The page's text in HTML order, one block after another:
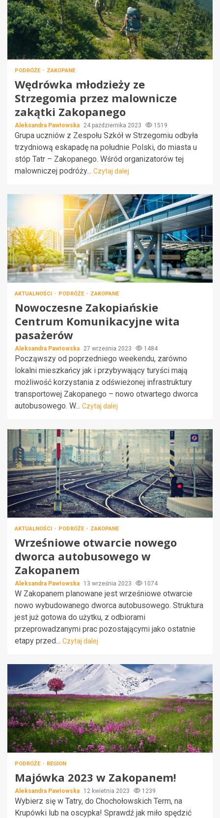
PODRÓŻE ZAKOPANE
Wędrówka młodzieży ze
Strzegomia przez malownicze
zakątki Zakopanego
Aleksandra Pawłowska 24 października 2023 1519
Grupa uczniów z Zespołu Szkół w Strzegomiu odbyła
trzydniową eskapadę na południe Polski, do miasta u
stóp Tatr – Zakopanego. Wśród organizatorów tej
malowniczej podróży... Czytaj dalej
AKTUALNOŚCI PODRÓŻE ZAKOPANE
Nowoczesne Zakopiańskie
Centrum Komunikacyjne wita
pasażerów
Aleksandra Pawłowska 27 września 2023 1484
Począwszy od poprzedniego weekendu, zarówno
lokalni mieszkańcy jak i przybywający turyści mają
możliwość korzystania z odświeżonej infrastruktury
transportowej Zakopanego – nowo otwartego dworca
autobusowego. W... Czytaj dalej
AKTUALNOŚCI PODRÓŻE ZAKOPANE
Wrześniowe otwarcie nowego
dworca autobusowego w
Zakopanem
Aleksandra Pawłowska 13 września 2023 1074
W Zakopanem planowane jest wrześniowe otwarcie
nowo wybudowanego dworca autobusowego. Struktura
jest już gotowa do użytku, z odbiorami
przeprowadzanymi prac pozostającymi jako ostatnie
etapy przed... Czytaj dalej
PODRÓŻE REGION
Majówka 2023 w Zakopanem!
Aleksandra Pawłowska 12 kwietnia 2023 1239
Wybierz się w Tatry, do Chochołowskich Term, na
Krupówki lub na oscypka! Sprawdź jak miło spędzić